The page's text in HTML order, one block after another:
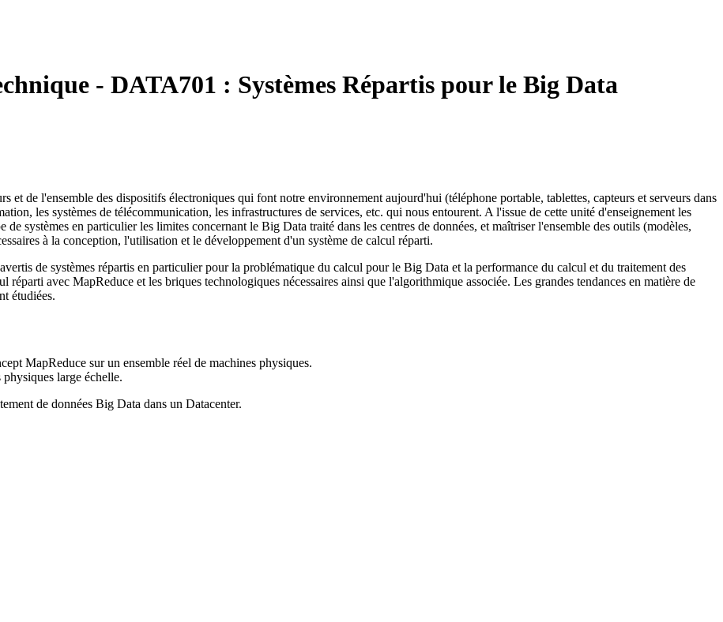
- DATA701 : Systèmes Répartis pour le Big Data
et de l'ensemble des dispositifs électroniques qui font notre environnement aujourd'hui (téléphone portable, tablettes, capteurs et serveurs dans
les systèmes de télécommunication, les infrastructures de services, etc. qui nous entourent. A l'issue de cette unité d'enseignement les
systèmes en particulier les limites concernant le Big Data traité dans les centres de données, et maîtriser l'ensemble des outils (modèles,
à la conception, l'utilisation et le développement d'un système de calcul réparti.
de systèmes répartis en particulier pour la problématique du calcul pour le Big Data et la performance du calcul et du traitement des
avec MapReduce et les briques technologiques nécessaires ainsi que l'algorithmique associée. Les grandes tendances en matière de
étudiées.
MapReduce sur un ensemble réel de machines physiques.
large échelle.
de données Big Data dans un Datacenter.